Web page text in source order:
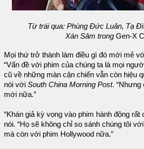
Từ trái qua: Phùng Đức Luân, Tạ
Xán Sâm trong Gen-X
Mọi thứ trở thành làm điều gì đó mới mẻ
“Vấn đề với phim của chúng ta là mọi
cũ về những màn cận chiến vẫn còn hiệu
nói với South China Morning Post. “Nhưng
mới nữa.”
“Khán giả kỳ vọng vào phim hành động rất
nói. “Họ sẽ không chỉ so sánh chúng tôi
mà còn với phim Hollywood nữa.”